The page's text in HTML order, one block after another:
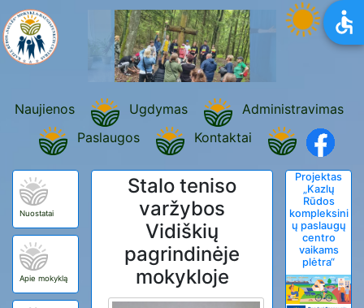
Naujienos Ugdymas
Administravimas
Paslaugos
Kontaktai
Nuostatai
Apie mokyklą
Stalo teniso
varžybos
Vidiškių
pagrindinėje
mokykloje
Projektas
„Kazlų
Rūdos
kompleksini
ų paslaugų
centro
vaikams
plėtra“